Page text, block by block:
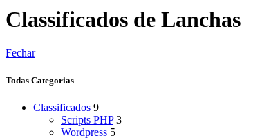
Classificados de Lanchas
Fechar
Todas Categorias
Classificados 9
Scripts PHP 3
Wordpress 5